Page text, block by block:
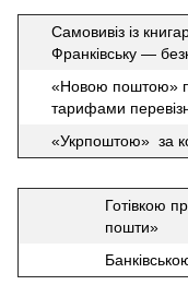
Самовивіз із
Франківську —
«Новою поштою»
тарифами
«Укрпоштою» за
Готівкою
пошти»